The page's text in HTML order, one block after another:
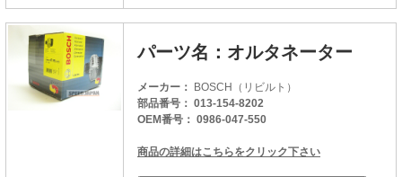
パーツ名：オルタネーター
メーカー：
BOSCH（リビルト）
部品番号： 013-154-8202
OEM番号： 0986-047-550
商品の詳細はこちらをクリック下さい